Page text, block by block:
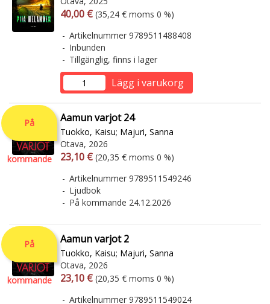
Arvonlisäverollinen hinta
40,00 € Arvonlisäveroton hinta
(35,24 € moms 0 %)
Artikelnummer 9789511488408
Inbunden
Tillgänglig, finns i lager
Lägg i varukorg
På
kommande
Aamun varjot 24
Tuokko, Kaisu; Majuri, Sanna
Otava, 2026
Arvonlisäverollinen hinta
23,10 € Arvonlisäveroton hinta
(20,35 € moms 0 %)
Artikelnummer 9789511549246
Ljudbok
På kommande 24.12.2026
På
kommande
Aamun varjot 2
Tuokko, Kaisu; Majuri, Sanna
Otava, 2026
Arvonlisäverollinen hinta
23,10 € Arvonlisäveroton hinta
(20,35 € moms 0 %)
Artikelnummer 9789511549024